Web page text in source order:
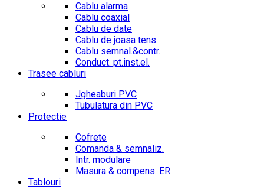
Cablu alarma
Cablu coaxial
Cablu de date
Cablu de joasa tens.
Cablu semnal.&contr.
Conduct. pt.inst.el.
Trasee cabluri
Jgheaburi PVC
Tubulatura din PVC
Protectie
Cofrete
Comanda & semnaliz.
Intr. modulare
Masura & compens. ER
Tablouri